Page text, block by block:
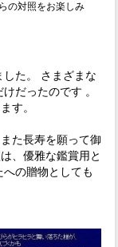
の対照をお楽しみ
た。 さまざまな
だったのです 。
す。
た長寿を願って御
、優雅な鑑賞用と
の贈物としても